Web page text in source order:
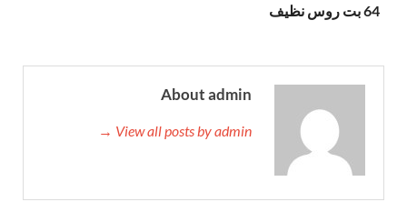
64 بت روس نظيف
About admin
View all posts by admin →